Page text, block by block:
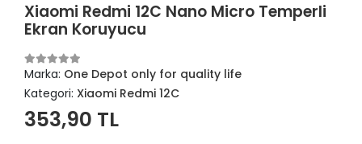
Xiaomi Redmi 12C Nano Micro Temperli
Ekran Koruyucu
Marka: One Depot only for quality life
Kategori: Xiaomi Redmi 12C
353,90 TL